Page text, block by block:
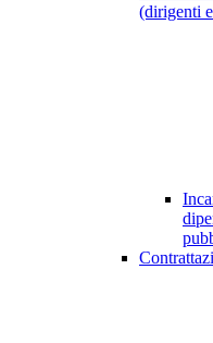
(dirigenti